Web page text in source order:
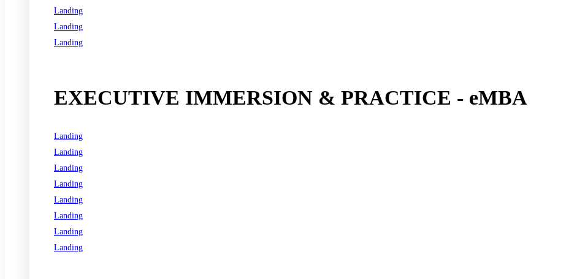
Landing
Landing
Landing
EXECUTIVE IMMERSION & PRACTICE - eMBA
Landing
Landing
Landing
Landing
Landing
Landing
Landing
Landing